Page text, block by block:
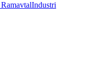
RamavtalIndustri